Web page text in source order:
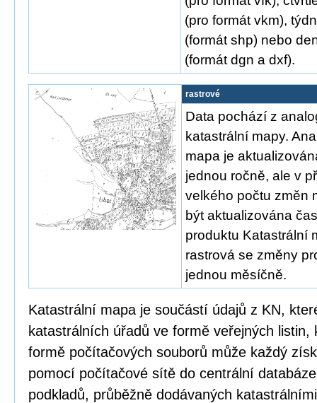
(pro formát vkm),
(formát shp) nebo
(formát dgn a dxf).
rastrové
Data pochází z
katastrální mapy.
mapa je
jednou ročně, ale v
velkého počtu změn
být aktualizována
produktu Katastrální
rastrová se změny
jednou měsíčně.
Katastrální mapa je součástí údajů z KN,
katastrálních úřadů ve formě veřejných listin,
formě počítačových souborů může každý
pomocí počítačové sítě do centrální
podkladů, průběžně dodávaných